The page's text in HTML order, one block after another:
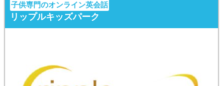
子供専門のオンライン英会話
リップルキッズパーク